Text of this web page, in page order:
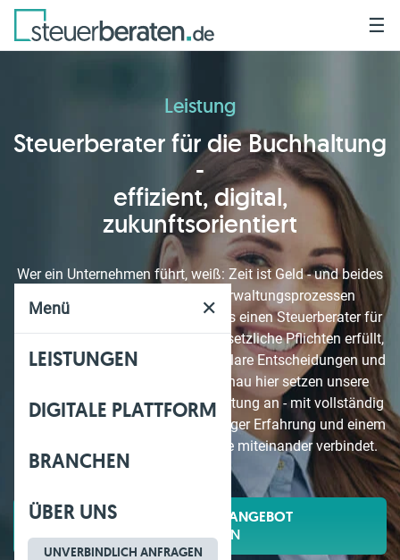
Menü ✕
LEISTUNGEN
DIGITALE PLATTFORM
BRANCHEN
ÜBER UNS
UNVERBINDLICH ANFRAGEN
☰
Leistung
Steuerberater für die Buchhaltung
-
effizient, digital,
zukunftsorientiert
Wer ein Unternehmen führt, weiß: Zeit ist Geld - und beides
sollte nicht in ineffizienten Verwaltungsprozessen
verlorengehen. Deshalb braucht es einen Steuerberater für
Ihre Buchhaltung, der nicht nur gesetzliche Pflichten erfüllt,
sondern den Weg für Wachstum, klare Entscheidungen und
strategische Planung ebnet. Genau hier setzen unsere
Online SteuerberaterIhrer Buchhaltung an - mit vollständig
digitalen Prozessen, jahrzehntelanger Erfahrung und einem
Team, das Effizienz und Expertise miteinander verbindet.
UNVERBINDLICHES ANGEBOT
ANFORDERN